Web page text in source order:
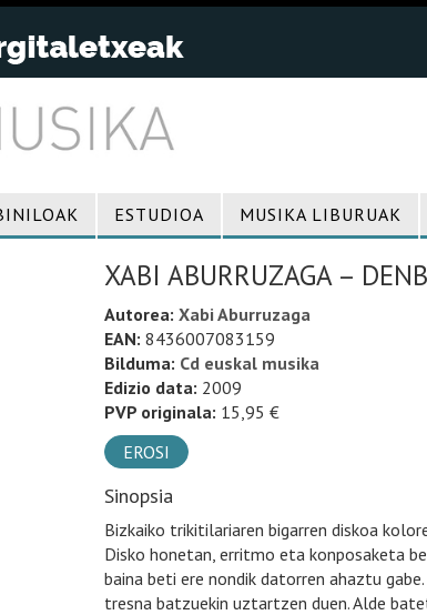
ESTUDIOA MUSIKA LIBURUAK
XABI ABURRUZAGA –
Autorea: Xabi Aburruzaga
EAN: 8436007083159
Bilduma: Cd euskal musika
Edizio data: 2009
PVP originala: 15,95 €
EROSI
Sinopsia
Bizkaiko trikitilariaren bigarren diskoa
Disko honetan, erritmo eta konposaketa
baina beti ere nondik datorren ahaztu
tresna batzuekin uztartzen duen. Alde